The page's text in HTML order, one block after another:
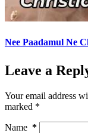
Nee Paadamul
Leave a
Your email address
marked *
Name *